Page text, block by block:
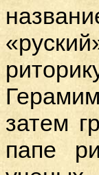
затем
папе